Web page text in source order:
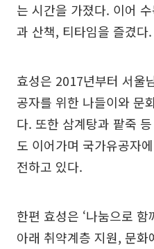
는 시간을 가졌다. 이어
과 산책, 티타임을 즐겼다.
효성은 2017년부터 서울
공자를 위한 나들이와 문
다. 또한 삼계탕과 팥죽
도 이어가며 국가유공자
전하고 있다.
한편 효성은 ‘나눔으로
아래 취약계층 지원, 문